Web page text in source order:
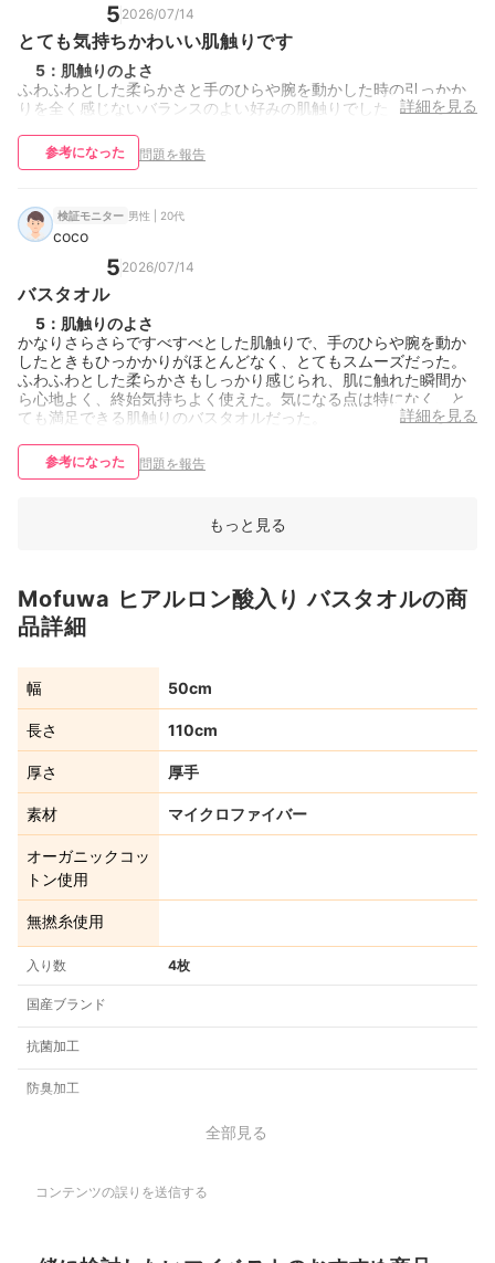
5 2026/07/14
とても気持ちかわいい肌触りです
5 ： 肌触りのよさ
ふわふわとした柔らかさと手のひらや腕を動かした時の引っかか
りを全く感じないバランスのよい好みの肌触りでした
詳細を見る
参考になった 問題を報告
検証モニター 男性 | 20代
coco
5 2026/07/14
バスタオル
5 ： 肌触りのよさ
かなりさらさらですべすべとした肌触りで、手のひらや腕を動か
したときもひっかかりがほとんどなく、とてもスムーズだった。
ふわふわとした柔らかさもしっかり感じられ、肌に触れた瞬間か
ら心地よく、終始気持ちよく使えた。気になる点は特になく、と
ても満足できる肌触りのバスタオルだった。
詳細を見る
参考になった 問題を報告
もっと見る
Mofuwa ヒアルロン酸入り バスタオルの商
品詳細
幅 50cm
長さ 110cm
厚さ 厚手
素材 マイクロファイバー
オーガニックコッ
トン使用
無撚糸使用
入り数 4枚
国産ブランド
抗菌加工
防臭加工
全部見る
コンテンツの誤りを送信する